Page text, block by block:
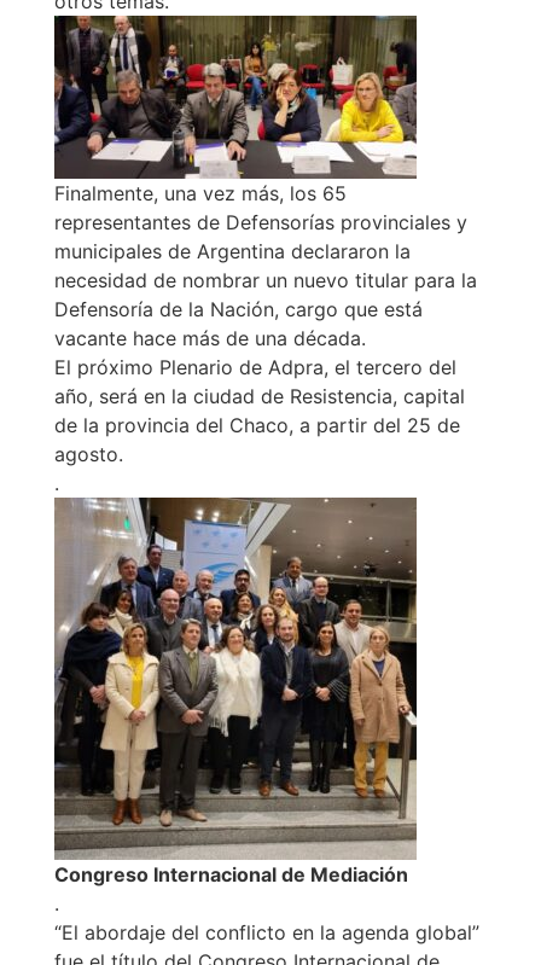
Finalmente, una vez más, los 65
representantes de Defensorías provinciales y
municipales de Argentina declararon la
necesidad de nombrar un nuevo titular para la
Defensoría de la Nación, cargo que está
vacante hace más de una década.
El próximo Plenario de Adpra, el tercero del
año, será en la ciudad de Resistencia, capital
de la provincia del Chaco, a partir del 25 de
agosto.
.
Congreso Internacional de Mediación
.
“El abordaje del conflicto en la agenda global”